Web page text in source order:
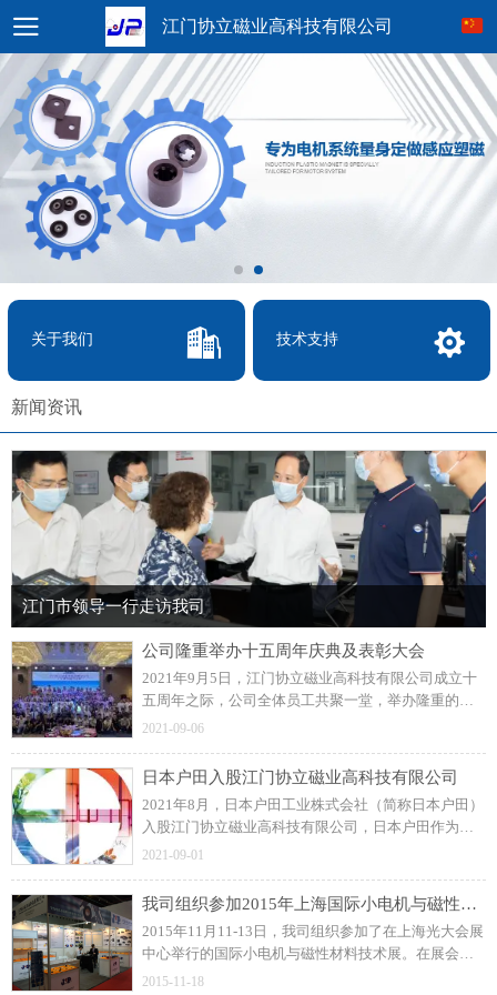
江门协立磁业高科技有限公司
关于我们 技术支持
新闻资讯
江门市领导一行走访我司
公司隆重举办十五周年庆典及表彰大会
2021年9月5日，江门协立磁业高科技有限公司成立十
五周年之际，公司全体员工共聚一堂，举办隆重的周
年庆典及表彰大会！展望未来，协立公司更加坚定信
2021-09-06
日本户田入股江门协立磁业高科技有限公司
2021年8月，日本户田工业株式会社（简称日本户田）
入股江门协立磁业高科技有限公司，日本户田作为公
司磁粒料的供应商，此前建立了良好的长期合作关
2021-09-01
我司组织参加2015年上海国际小电机与磁性材料技术展
2015年11月11-13日，我司组织参加了在上海光大会展
中心举行的国际小电机与磁性材料技术展。在展会
上，我司与众多国内外汽车零部件、工业控制类和家
2015-11-18